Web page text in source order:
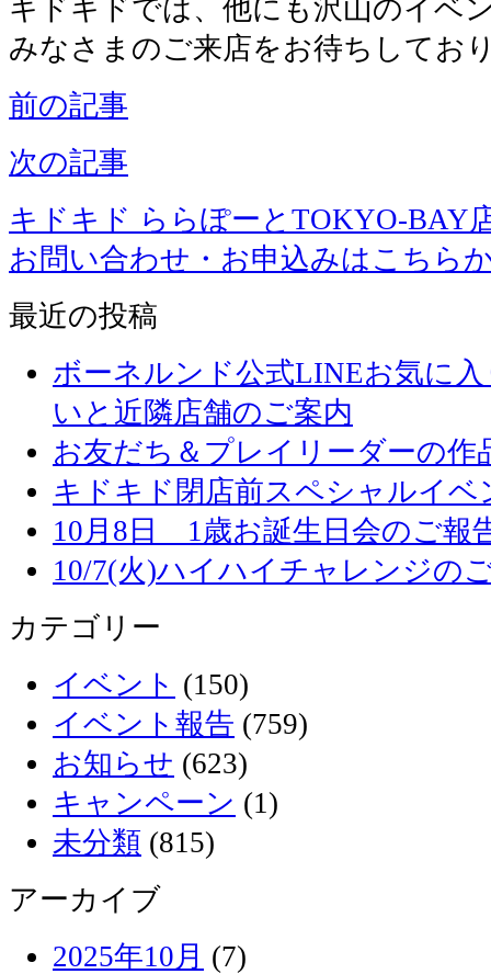
キドキドでは、他にも沢山のイベ
みなさまのご来店をお待ちしてお
前の記事
次の記事
キドキド ららぽーとTOKYO-BAY
お問い合わせ・お申込みはこちら
最近の投稿
ボーネルンド公式LINEお気に
いと近隣店舗のご案内
お友だち＆プレイリーダーの作
キドキド閉店前スペシャルイベ
10月8日 1歳お誕生日会のご報
10/7(火)ハイハイチャレンジの
カテゴリー
イベント (150)
イベント報告 (759)
お知らせ (623)
キャンペーン (1)
未分類 (815)
アーカイブ
2025年10月 (7)